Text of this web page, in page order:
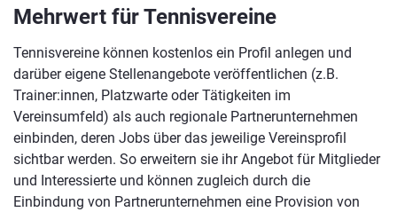
Mehrwert für Tennisvereine
Tennisvereine können kostenlos ein Profil anlegen und
darüber eigene Stellenangebote veröffentlichen (z.B.
Trainer:innen, Platzwarte oder Tätigkeiten im
Vereinsumfeld) als auch regionale Partnerunternehmen
einbinden, deren Jobs über das jeweilige Vereinsprofil
sichtbar werden. So erweitern sie ihr Angebot für Mitglieder
und Interessierte und können zugleich durch die
Einbindung von Partnerunternehmen eine Provision von